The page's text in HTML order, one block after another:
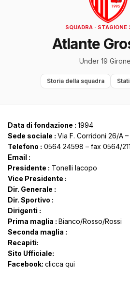
SQUADRA ·
Atlante
Under 19
Storia della squadra
Data di fondazione : 1994
Sede sociale : Via F. Corridoni 26/A –
Telefono : 0564 24598 – fax 0564/
Email :
Presidente : Tonelli Iacopo
Vice Presidente :
Dir. Generale :
Dir. Sportivo :
Dirigenti :
Prima maglia : Bianco/Rosso/Rossi
Seconda maglia :
Recapiti:
Sito Ufficiale:
Facebook: clicca qui